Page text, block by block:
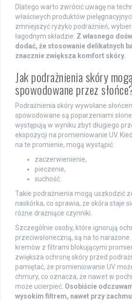
Dlatego warto zwrócić uwagę na
właściwych produktów
zmniejszyć ryzyko podrażnień,
łagodnym składzie. Z własnego
dodać, że stosowanie delikatnych
znacznie zwiększa komfort skóry.
Jak podrażnienia skóry
spowodowane przez
Podrażnienia skóry wywołane
spowodowane są poparzeniami
występują w wyniku zbyt długiego
ekspozycji na promieniowanie UV.
na te promienie, mogą wystąpić:
zaczerwienienie,
pieczenie,
suchość.
Takie podrażnienia mogą uszkodzić
naskórka, co sprawia, że skóra staje
różne drażniące czynniki.
Szczególnie osoby, które ignorują
przeciwsłoneczną, są na to
kremów z filtrami blokującymi
zwiększa ochronę skóry przed
pamiętać, że promieniowanie UV
chmury, co oznacza, że nawet w
może ucierpieć. Osobiście
wysokim filtrem, nawet przy